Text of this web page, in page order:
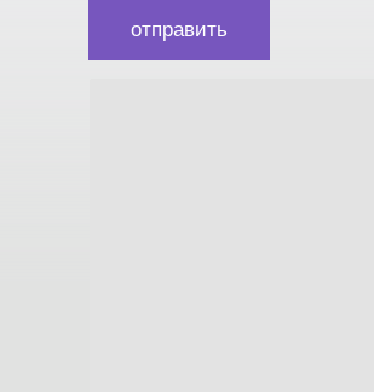
отправить